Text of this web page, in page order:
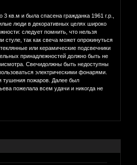
кв.м и была спасена гражданка 1961 г.р.,
люди в декоративных целях широко
следует помнить, что нельзя
стуле, так как свеча может опрокинуться
или керамические подсвечники
принадлежностей должно быть не
Свечидолжны быть недоступны
электрическими фонарями.
тушения пожаров. Далее был
пожелала всем удачи и никогда не